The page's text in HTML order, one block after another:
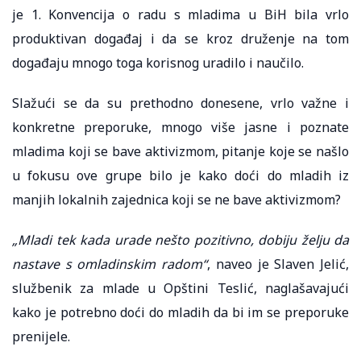
je 1. Konvencija o radu s mladima u BiH bila vrlo
produktivan događaj i da se kroz druženje na tom
događaju mnogo toga korisnog uradilo i naučilo.
Slažući se da su prethodno donesene, vrlo važne i
konkretne preporuke, mnogo više jasne i poznate
mladima koji se bave aktivizmom, pitanje koje se našlo
u fokusu ove grupe bilo je kako doći do mladih iz
manjih lokalnih zajednica koji se ne bave aktivizmom?
„Mladi tek kada urade nešto pozitivno, dobiju želju da
nastave s omladinskim radom“, naveo je Slaven Jelić,
službenik za mlade u Opštini Teslić, naglašavajući
kako je potrebno doći do mladih da bi im se preporuke
prenijele.